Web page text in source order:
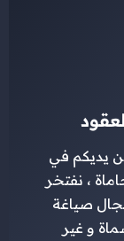
يديكم في
، نفتخر
صياغة
و غير